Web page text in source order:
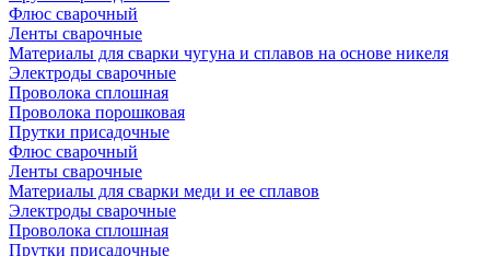
Флюс сварочный
Ленты сварочные
Материалы для сварки чугуна и сплавов на основе никеля
Электроды сварочные
Проволока сплошная
Проволока порошковая
Прутки присадочные
Флюс сварочный
Ленты сварочные
Материалы для сварки меди и ее сплавов
Электроды сварочные
Проволока сплошная
Прутки присадочные